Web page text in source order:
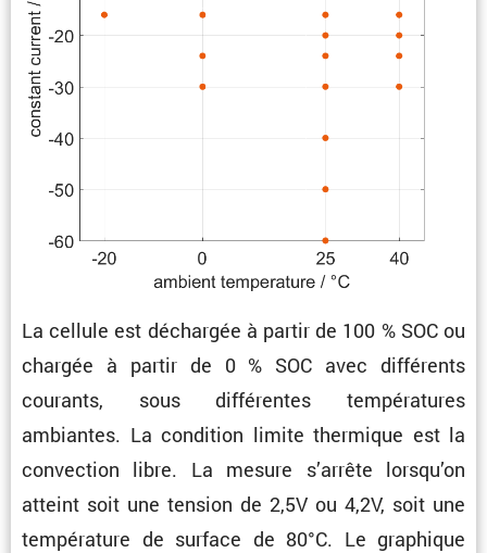
La cellule est déchargée à partir de 100 % SOC ou
chargée à partir de 0 % SOC avec diffé­rents
courants, sous diffé­rentes tempé­ra­tures
ambiantes. La condi­tion limite thermique est la
convec­tion libre. La mesure s’arrête lorsqu’on
atteint soit une tension de 2,5V ou 4,2V, soit une
tempé­ra­ture de surface de 80°C. Le graphique